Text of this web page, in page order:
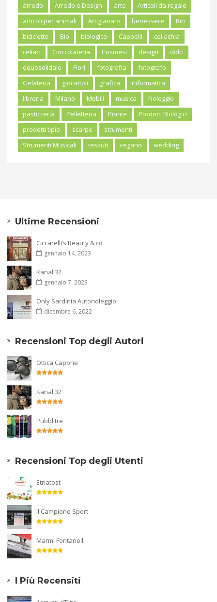
arredo
Arredo e Design arte
Articoli da regalo
articoli per animali
Artigianato benessere
Bici
biciclette
Bio biologico Cappelli
celiachia
celiaci
Cioccolateria Cosmesi design
dolci
equosolidale
Fiori fotografia
fotografo
Gelateria
giocattoli grafica
informatica
libreria
Milano Mobili musica
Noleggio
pasticceria
Pelletteria Piante
Prodotti Biologici
prodotti tipici
scarpe
strumenti
Strumenti Musicali
tessuti vegano wedding
Ultime Recensioni
Ciccarelli’s Beauty & co
gennaio 14, 2023
Kanal 32
gennaio 7, 2023
Only Sardinia Autonoleggio
dicembre 6, 2022
Recensioni Top degli Autori
Ottica Capone
Kanal 32
Pubblitre
Recensioni Top degli Utenti
Etnatost
Il Campione Sport
Marmi Fontanelli
I Più Recensiti